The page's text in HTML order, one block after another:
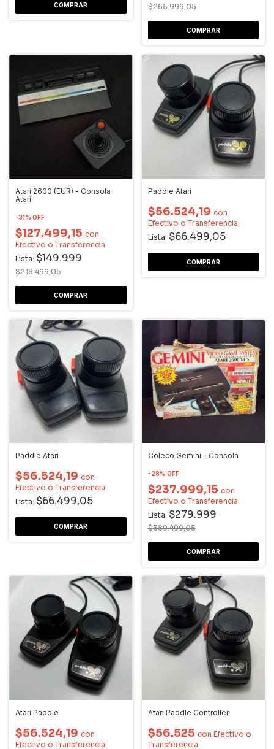
$265.999,05
Atari 2600 (EUR) - Consola
Atari
-31% OFF
$127.499,15 con
Efectivo o Transferencia
Lista: $149.999
$218.499,05
Paddle Atari
$56.524,19 con
Efectivo o Transferencia
Lista: $66.499,05
Paddle Atari
$56.524,19 con
Efectivo o Transferencia
Lista: $66.499,05
Coleco Gemini - Consola
-28% OFF
$237.999,15 con
Efectivo o Transferencia
Lista: $279.999
$389.499,05
Atari Paddle
$56.524,19 con
Efectivo o Transferencia
Atari Paddle Controller
$56.525 con Efectivo o
Transferencia